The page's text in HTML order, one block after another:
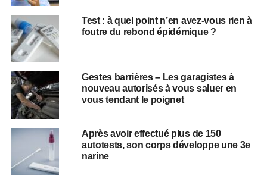
Test : à quel point n’en avez-vous rien à
foutre du rebond épidémique ?
Gestes barrières – Les garagistes à
nouveau autorisés à vous saluer en
vous tendant le poignet
Après avoir effectué plus de 150
autotests, son corps développe une 3e
narine